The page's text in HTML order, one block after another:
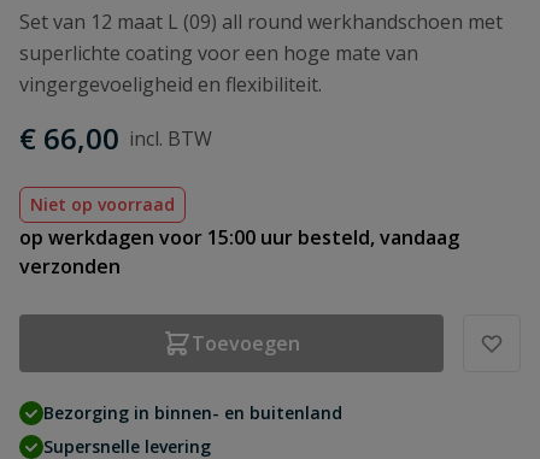
Set van 12 maat L (09) all round werkhandschoen met
superlichte coating voor een hoge mate van
vingergevoeligheid en flexibiliteit.
€ 66,00
Niet op voorraad
op werkdagen voor 15:00 uur besteld, vandaag
verzonden
Toevoegen
Bezorging in binnen- en buitenland
Supersnelle levering